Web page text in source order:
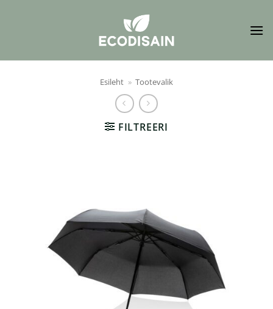
Esileht » Tootevalik
FILTREERI